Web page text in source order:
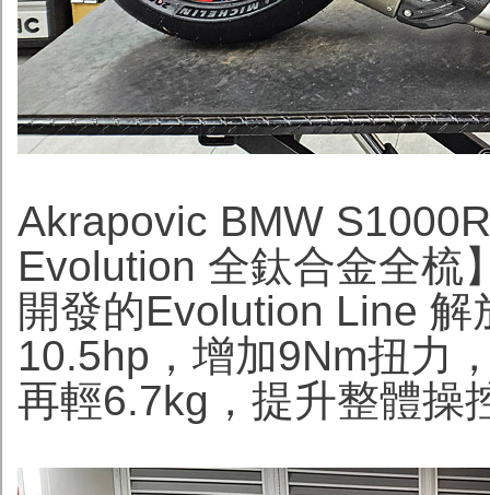
Akrapovic BMW
Evolution 全鈦合金全梳
開發的Evolution Line
10.5hp，增加9Nm扭力
再輕6.7kg，提升整體操